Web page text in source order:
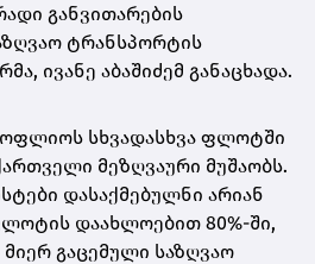
განვითარების
ტრანსპორტის
ივანე აბაშიძემ განაცხადა.
სხვადასხვა ფლოტში
მეზღვაური მუშაობს.
დასაქმებულნი არიან
დაახლოებით 80%-ში,
გაცემული საზღვაო